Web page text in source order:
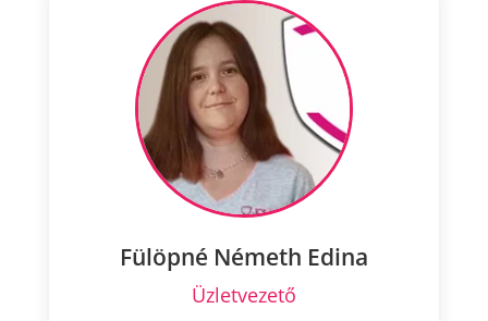
Fülöpné Németh Edina
Üzletvezető